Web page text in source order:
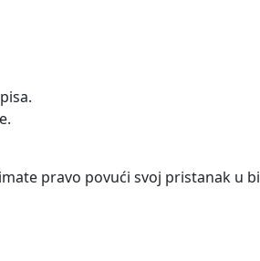
pravo povući svoj pristanak u